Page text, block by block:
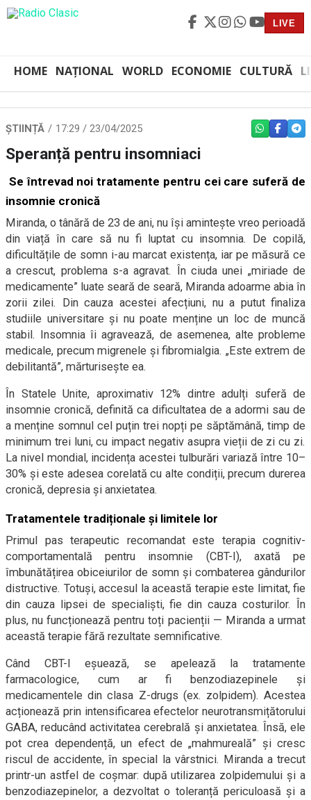
LIVE
HOME NAȚIONAL WORLD ECONOMIE CULTURĂ
ȘTIINȚĂ 17:29 / 23/04/2025 WHATSAPP
Speranță pentru insomniaci
Se întrevad noi tratamente pentru cei care suferă de
insomnie cronică
Miranda, o tânără de 23 de ani, nu își amintește vreo perioadă
din viață în care să nu fi luptat cu insomnia. De copilă,
dificultățile de somn i-au marcat existența, iar pe măsură ce
a crescut, problema s-a agravat. În ciuda unei „miriade de
medicamente” luate seară de seară, Miranda adoarme abia în
zorii zilei. Din cauza acestei afecțiuni, nu a putut finaliza
studiile universitare și nu poate menține un loc de muncă
stabil. Insomnia îi agravează, de asemenea, alte probleme
medicale, precum migrenele și fibromialgia. „Este extrem de
debilitantă”, mărturisește ea.
În Statele Unite, aproximativ 12% dintre adulți suferă de
insomnie cronică, definită ca dificultatea de a adormi sau de
a menține somnul cel puțin trei nopți pe săptămână, timp de
minimum trei luni, cu impact negativ asupra vieții de zi cu zi.
La nivel mondial, incidența acestei tulburări variază între 10–
30% și este adesea corelată cu alte condiții, precum durerea
cronică, depresia și anxietatea.
Tratamentele tradiționale și limitele lor
Primul pas terapeutic recomandat este terapia cognitiv-
comportamentală pentru insomnie (CBT-I), axată pe
îmbunătățirea obiceiurilor de somn și combaterea gândurilor
distructive. Totuși, accesul la această terapie este limitat, fie
din cauza lipsei de specialiști, fie din cauza costurilor. În
plus, nu funcționează pentru toți pacienții — Miranda a urmat
această terapie fără rezultate semnificative.
Când CBT-I eșuează, se apelează la tratamente
farmacologice, cum ar fi benzodiazepinele și
medicamentele din clasa Z-drugs (ex. zolpidem). Acestea
acționează prin intensificarea efectelor neurotransmițătorului
GABA, reducând activitatea cerebrală și anxietatea. Însă, ele
pot crea dependență, un efect de „mah­mureală” și cresc
riscul de accidente, în special la vârstnici. Miranda a trecut
printr-un astfel de coșmar: după utilizarea zolpidemului și a
benzodiazepinelor, a dezvoltat o toleranță periculoasă și a